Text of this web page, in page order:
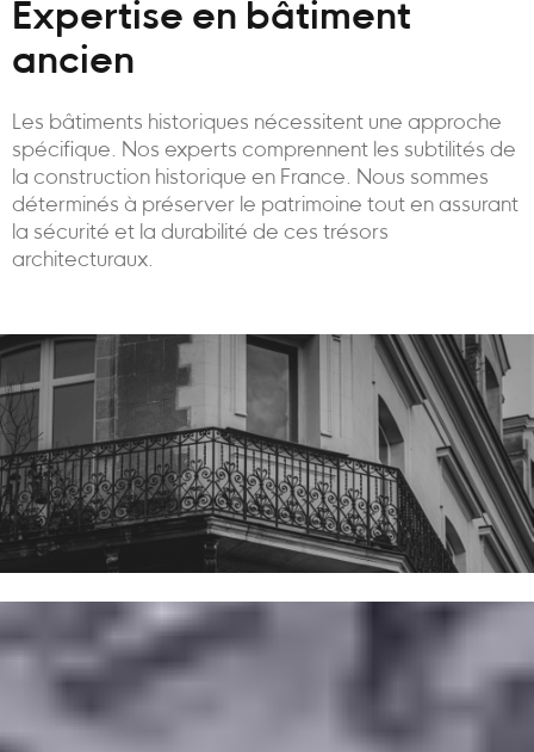
Expertise en bâtiment
ancien
Les bâtiments historiques nécessitent une approche
spécifique. Nos experts comprennent les subtilités de
la construction historique en France. Nous sommes
déterminés à préserver le patrimoine tout en assurant
la sécurité et la durabilité de ces trésors
architecturaux.